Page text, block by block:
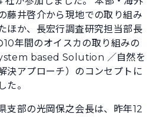
藤井啓介から現地での取り組み
ほか、長宏行調査研究担当部長
年間のオイスカの取り組みの
based Solution ／自然を
決アプローチ）のコンセプトに
た。
支部の光岡保之会長は、昨年12